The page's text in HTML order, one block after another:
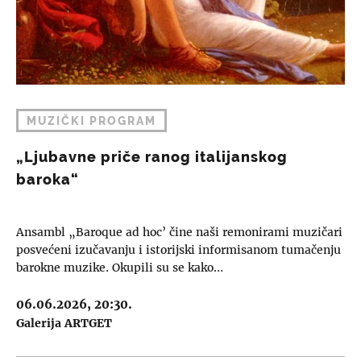
MUZIČKI PROGRAM
„Ljubavne priče ranog italijanskog
baroka“
Ansambl „Baroque ad hoc’ čine naši remonirami muzičari
posvećeni izučavanju i istorijski informisanom tumačenju
barokne muzike. Okupili su se kako…
06.06.2026, 20:30.
Galerija ARTGET